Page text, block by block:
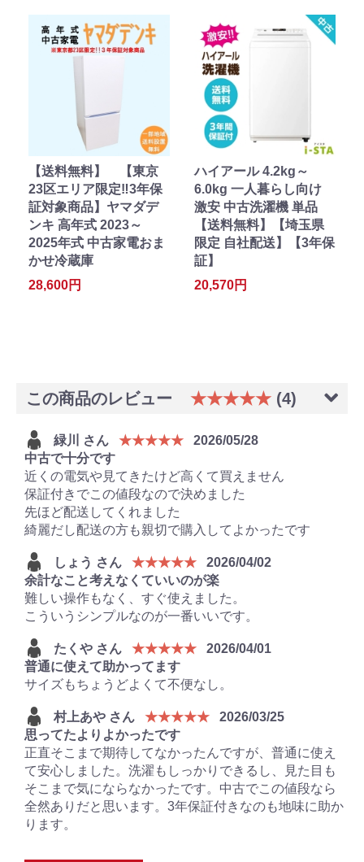
【送料無料】 【東京
23区エリア限定‼3年保
証対象商品】ヤマダデ
ンキ 高年式 2023～
2025年式 中古家電おま
かせ冷蔵庫
28,600円
ハイアール 4.2kg～
6.0kg 一人暮らし向け
激安 中古洗濯機 単品
【送料無料】【埼玉県
限定 自社配送】【3年保
証】
20,570円
この商品のレビュー ★★★★★ (4)
緑川 さん ★★★★★
2026/05/28
中古で十分です
近くの電気や見てきたけど高くて買えません
保証付きでこの値段なので決めました
先ほど配送してくれました
綺麗だし配送の方も親切で購入してよかったです
しょう さん ★★★★★
2026/04/02
余計なこと考えなくていいのが楽
難しい操作もなく、すぐ使えました。
こういうシンプルなのが一番いいです。
たくや さん ★★★★★
2026/04/01
普通に使えて助かってます
サイズもちょうどよくて不便なし。
村上あや さん ★★★★★
2026/03/25
思ってたよりよかったです
正直そこまで期待してなかったんですが、普通に使え
て安心しました。洗濯もしっかりできるし、見た目も
そこまで気にならなかったです。中古でこの値段なら
全然ありだと思います。3年保証付きなのも地味に助か
ります。